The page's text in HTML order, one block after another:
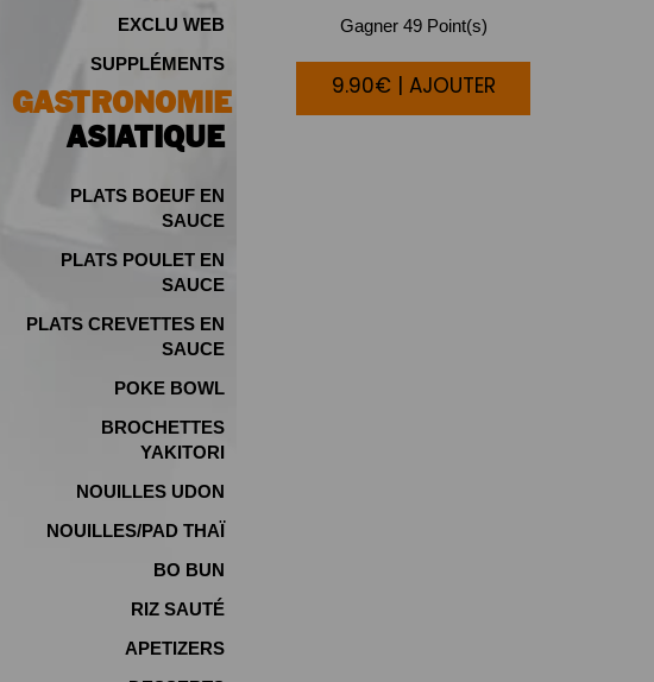
EXCLU WEB
SUPPLÉMENTS
GASTRONOMIE
ASIATIQUE
PLATS BOEUF EN
SAUCE
PLATS POULET EN
SAUCE
PLATS CREVETTES EN
SAUCE
POKE BOWL
BROCHETTES
YAKITORI
NOUILLES UDON
NOUILLES/PAD THAÏ
BO BUN
RIZ SAUTÉ
APETIZERS
Gagner 49 Point(s)
9.90€ | AJOUTER